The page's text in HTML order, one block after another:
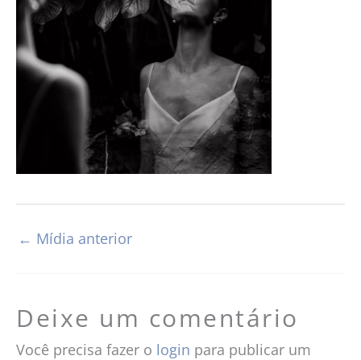
← Mídia anterior
Deixe um comentário
Você precisa fazer o login para publicar um